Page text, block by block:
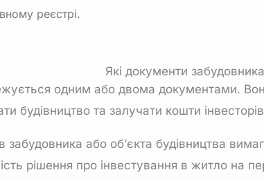
реєстрі.
Які документи
одним або двома документами.
будівництво та залучати кошти
або об’єкта будівництва
рішення про інвестування в житло на